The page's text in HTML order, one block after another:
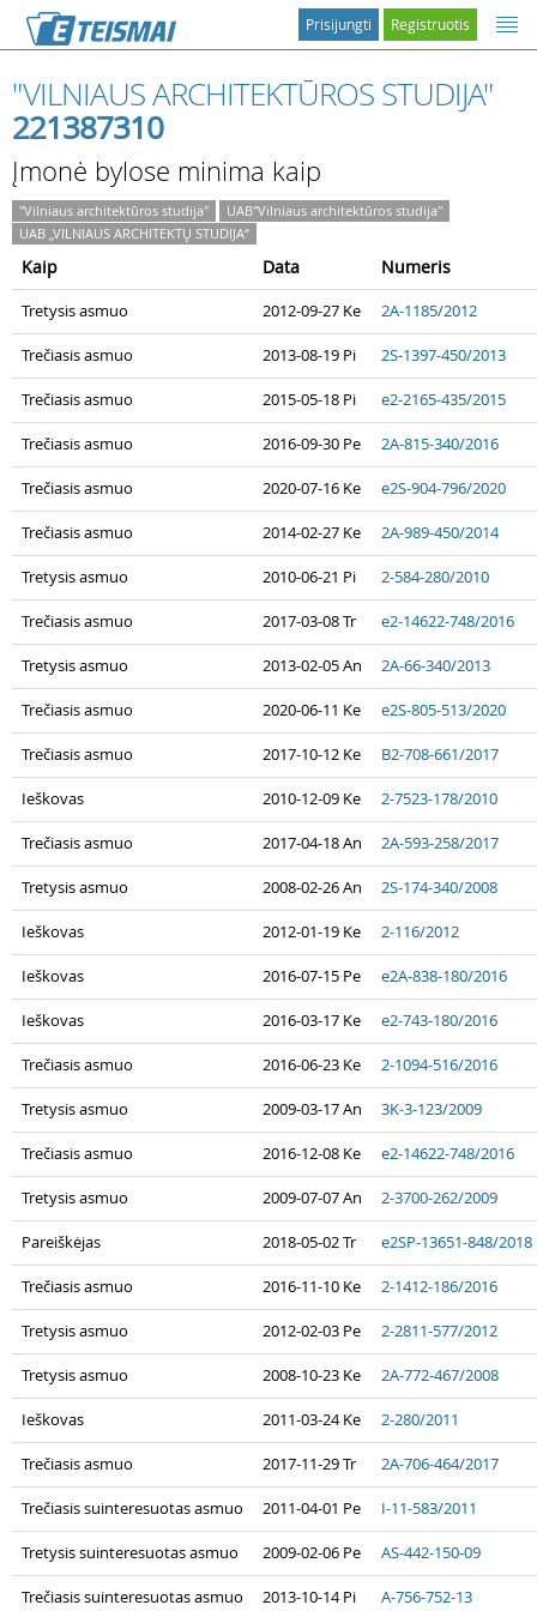
Registruotis
Prisijungti
"VILNIAUS ARCHITEKTŪROS STUDIJA"
221387310
Įmonė bylose minima kaip
"Vilniaus architektūros studija"
UAB"Vilniaus architektūros studija"
UAB „VILNIAUS ARCHITEKTŲ STUDIJA“
Kaip Data Numeris
Tretysis asmuo 2012-09-27 Ke 2A-1185/2012
Trečiasis asmuo 2013-08-19 Pi 2S-1397-450/2013
Trečiasis asmuo 2015-05-18 Pi e2-2165-435/2015
Trečiasis asmuo 2016-09-30 Pe 2A-815-340/2016
Trečiasis asmuo 2020-07-16 Ke e2S-904-796/2020
Trečiasis asmuo 2014-02-27 Ke 2A-989-450/2014
Tretysis asmuo 2010-06-21 Pi 2-584-280/2010
Trečiasis asmuo 2017-03-08 Tr e2-14622-748/2016
Tretysis asmuo 2013-02-05 An 2A-66-340/2013
Trečiasis asmuo 2020-06-11 Ke e2S-805-513/2020
Trečiasis asmuo 2017-10-12 Ke B2-708-661/2017
Ieškovas 2010-12-09 Ke 2-7523-178/2010
Trečiasis asmuo 2017-04-18 An 2A-593-258/2017
Tretysis asmuo 2008-02-26 An 2S-174-340/2008
Ieškovas 2012-01-19 Ke 2-116/2012
Ieškovas 2016-07-15 Pe e2A-838-180/2016
Ieškovas 2016-03-17 Ke e2-743-180/2016
Trečiasis asmuo 2016-06-23 Ke 2-1094-516/2016
Tretysis asmuo 2009-03-17 An 3K-3-123/2009
Trečiasis asmuo 2016-12-08 Ke e2-14622-748/2016
Tretysis asmuo 2009-07-07 An 2-3700-262/2009
Pareiškėjas 2018-05-02 Tr e2SP-13651-848/2018
Trečiasis asmuo 2016-11-10 Ke 2-1412-186/2016
Tretysis asmuo 2012-02-03 Pe 2-2811-577/2012
Tretysis asmuo 2008-10-23 Ke 2A-772-467/2008
Ieškovas 2011-03-24 Ke 2-280/2011
Trečiasis asmuo 2017-11-29 Tr 2A-706-464/2017
Trečiasis suinteresuotas asmuo 2011-04-01 Pe I-11-583/2011
Tretysis suinteresuotas asmuo 2009-02-06 Pe AS-442-150-09
Trečiasis suinteresuotas asmuo 2013-10-14 Pi A-756-752-13